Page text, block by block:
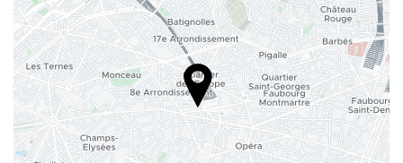
Wellness
Spa
wanna z hydromasażem / jacuzzi
Sauna
Masaż